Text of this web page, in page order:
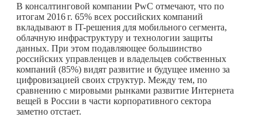
В консалтинговой компании PwC отмечают, что по
итогам 2016 г. 65% всех российских компаний
вкладывают в IT-решения для мобильного сегмента,
облачную инфраструктуру и технологии защиты
данных. При этом подавляющее большинство
российских управленцев и владельцев собственных
компаний (85%) видят развитие и будущее именно за
цифровизацией своих структур. Между тем, по
сравнению с мировыми рынками развитие Интернета
вещей в России в части корпоративного сектора
заметно отстает.